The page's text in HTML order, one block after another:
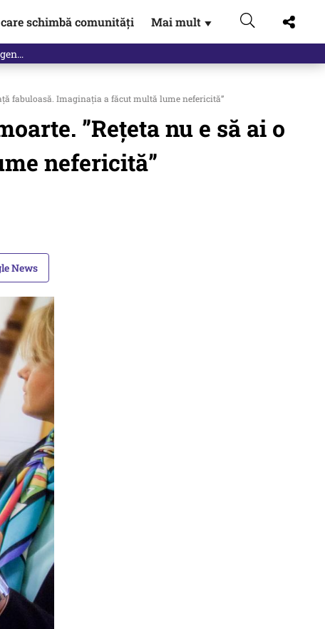
schimbă comunități Mai mult ▼
fabuloasă. Imaginația a făcut multă lume nefericită”
”Rețeta nu e să ai o
nefericită”
News